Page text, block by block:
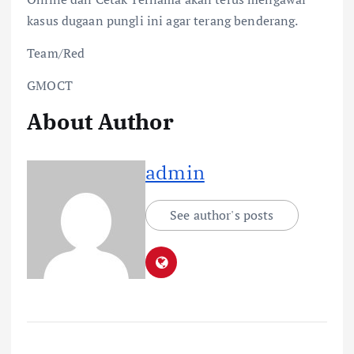
kasus dugaan pungli ini agar terang benderang.
Team/Red
GMOCT
About Author
admin
See author's posts